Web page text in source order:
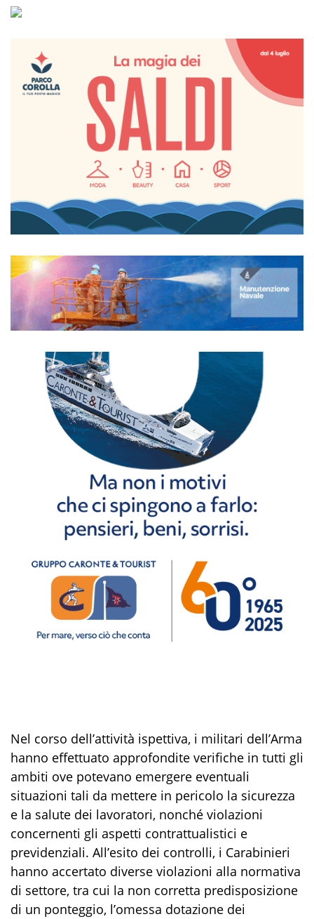
Nel corso dell’attività ispettiva, i militari dell’Arma
hanno effettuato approfondite verifiche in tutti gli
ambiti ove potevano emergere eventuali
situazioni tali da mettere in pericolo la sicurezza
e la salute dei lavoratori, nonché violazioni
concernenti gli aspetti contrattualistici e
previdenziali. All’esito dei controlli, i Carabinieri
hanno accertato diverse violazioni alla normativa
di settore, tra cui la non corretta predisposizione
di un ponteggio, l’omessa dotazione dei